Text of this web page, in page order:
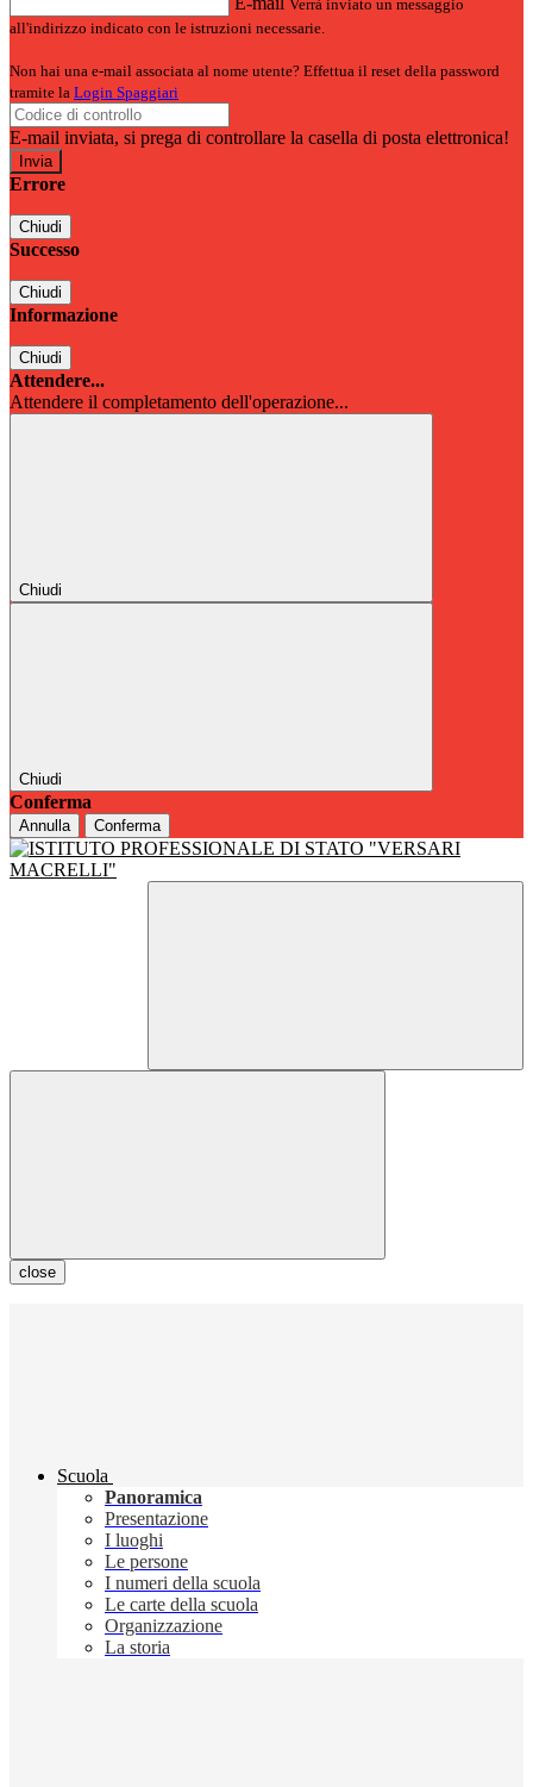
Verrà inviato un messaggio
all'indirizzo indicato con le istruzioni necessarie.
Non hai una e-mail associata al nome utente? Effettua il reset della password
tramite la Login Spaggiari
E-mail inviata, si prega di controllare la casella di posta elettronica!
Errore
Chiudi
Successo
Chiudi
Informazione
Chiudi
Attendere...
Attendere il completamento dell'operazione...
Chiudi
Chiudi
Conferma
Annulla Conferma
close
Scuola
Panoramica
Presentazione
I luoghi
Le persone
I numeri della scuola
Le carte della scuola
Organizzazione
La storia